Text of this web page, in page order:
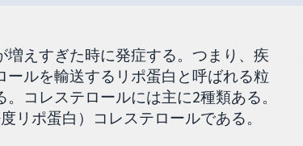
えすぎた時に発症する。つまり、疾
ルを輸送するリポ蛋白と呼ばれる粒
コレステロールには主に2種類ある。
リポ蛋白）コレステロールである。